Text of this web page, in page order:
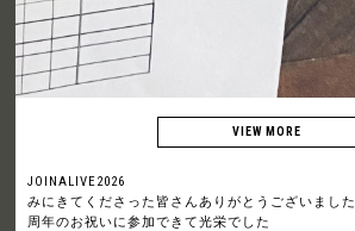
JOINALIVE2026
みにきてくださった皆さんありがとうございました
周年のお祝いに参加できて光栄でした